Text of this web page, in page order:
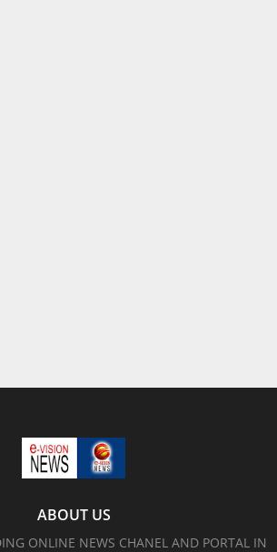
ABOUT US
ONLINE NEWS CHANEL AND PORTAL IN